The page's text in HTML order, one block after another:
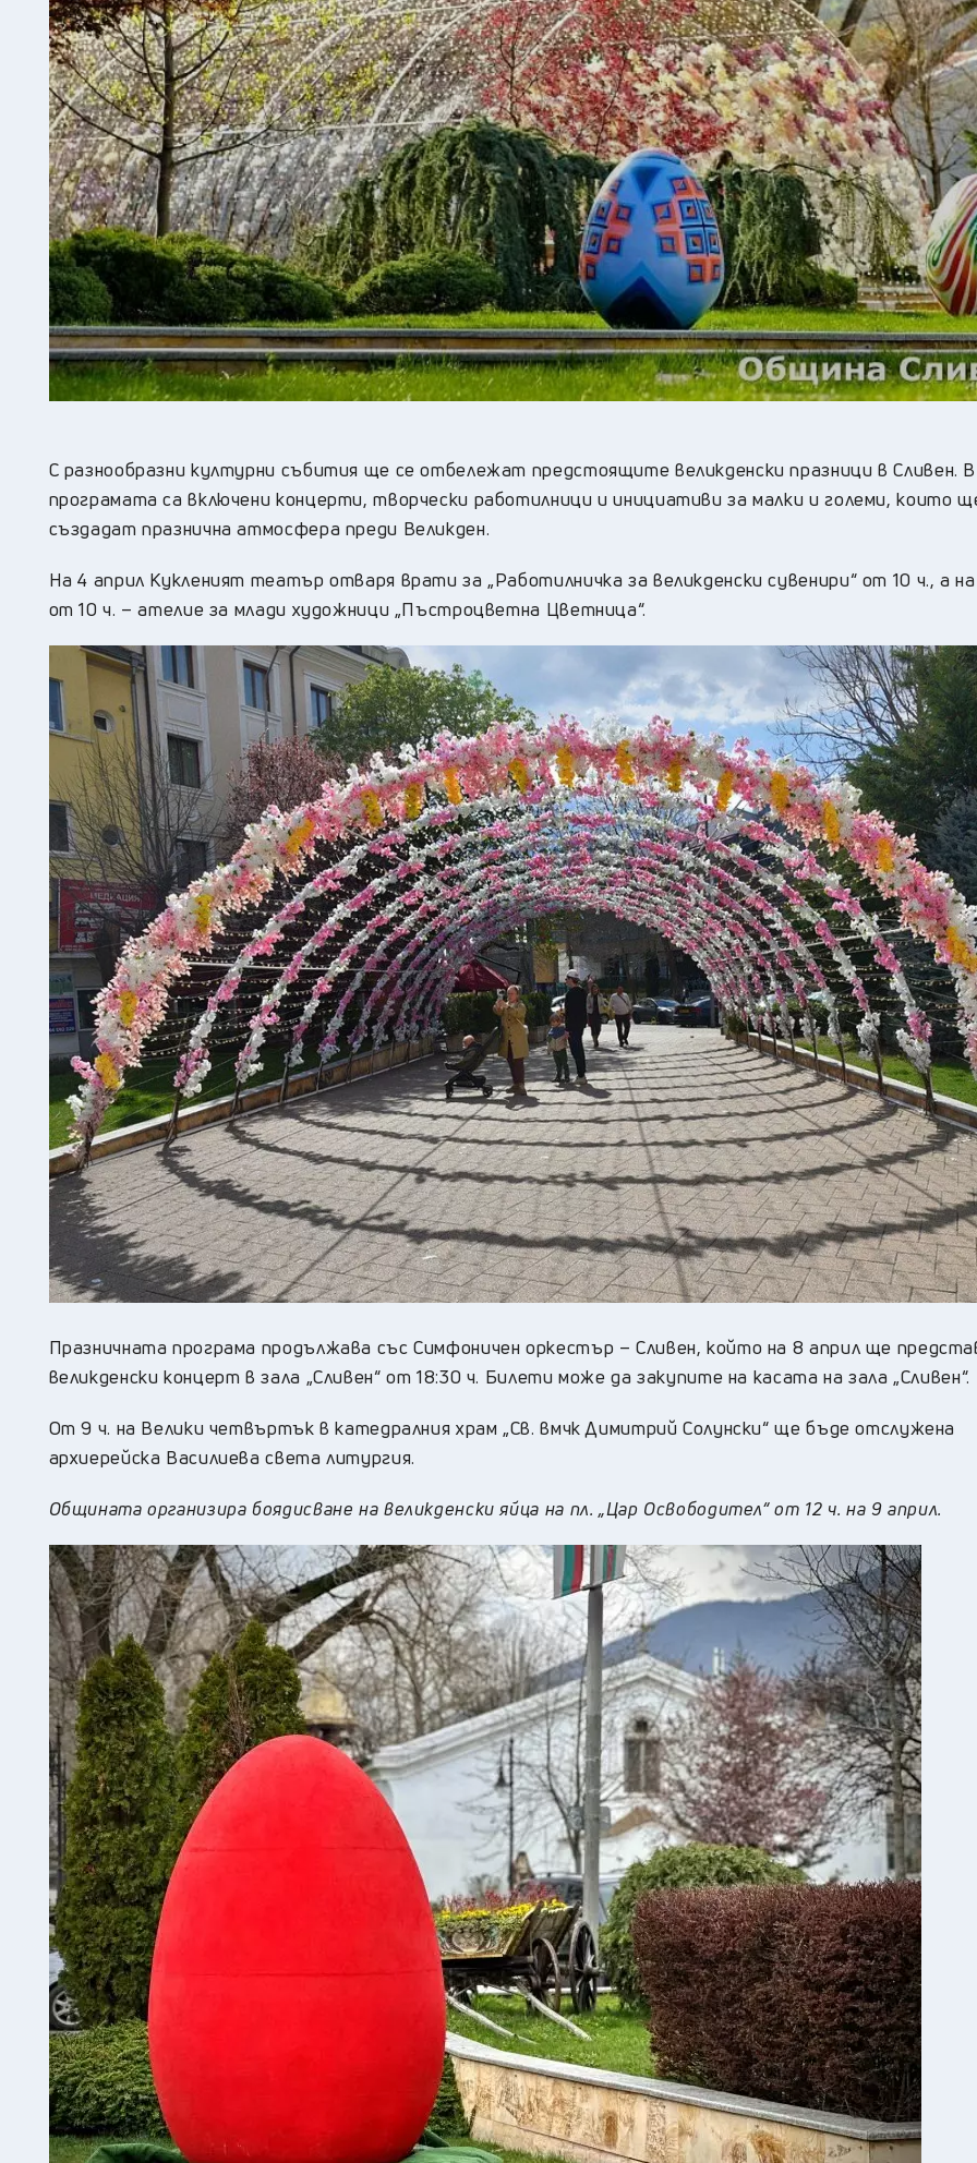
Перник, 24°C
Плевен, 29°C
Пловдив, 29°C
Разград, 28°C
Русе, 29°C
Силистра, 29°C
Сливен, 27°C
Смолян, 22°C
София, 24°C
Стара Загора, 28°C
Търговище °C
Хасково, 27°C
Шумен, 28°C
Ямбол, 28°C
С разнообразни културни събития ще се отбележат предстоящите великденски празници в Сливен. В
програмата са включени концерти, творчески работилници и инициативи за малки и големи, които
създадат празнична атмосфера преди Великден.
На 4 април Кукленият театър отваря врати за „Работилничка за великденски сувенири“ от 10 ч., а
от 10 ч. – ателие за млади художници „Пъстроцветна Цветница“.
Празничната програма продължава със Симфоничен оркестър – Сливен, който на 8 април ще
великденски концерт в зала „Сливен“ от 18:30 ч. Билети може да закупите на касата на зала „Сливен“.
От 9 ч. на Велики четвъртък в катедралния храм „Св. вмчк Димитрий Солунски“ ще бъде отслужена
архиерейска Василиева света литургия.
Общината организира боядисване на великденски яйца на пл. „Цар Освободител“ от 12 ч. на 9 април.